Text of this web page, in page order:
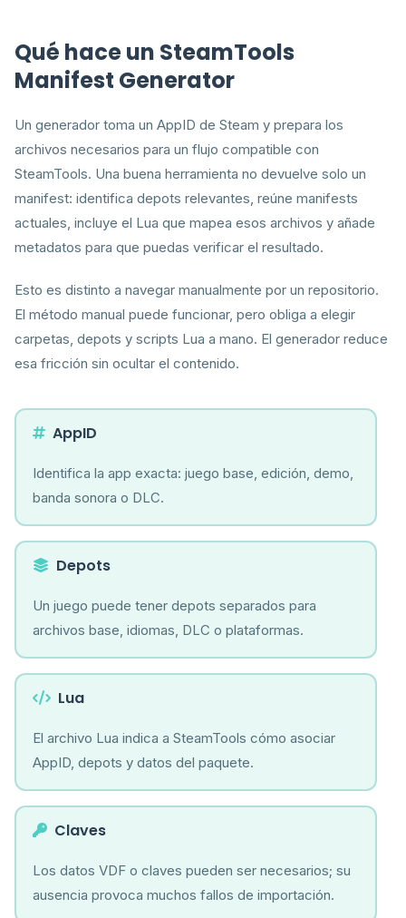
Qué hace un SteamTools
Manifest Generator
Un generador toma un AppID de Steam y prepara los
archivos necesarios para un flujo compatible con
SteamTools. Una buena herramienta no devuelve solo un
manifest: identifica depots relevantes, reúne manifests
actuales, incluye el Lua que mapea esos archivos y añade
metadatos para que puedas verificar el resultado.
Esto es distinto a navegar manualmente por un repositorio.
El método manual puede funcionar, pero obliga a elegir
carpetas, depots y scripts Lua a mano. El generador reduce
esa fricción sin ocultar el contenido.
AppID
Identifica la app exacta: juego base, edición, demo,
banda sonora o DLC.
Depots
Un juego puede tener depots separados para
archivos base, idiomas, DLC o plataformas.
Lua
El archivo Lua indica a SteamTools cómo asociar
AppID, depots y datos del paquete.
Claves
Los datos VDF o claves pueden ser necesarios; su
ausencia provoca muchos fallos de importación.